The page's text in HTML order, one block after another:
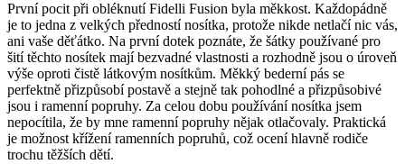
První pocit při obléknutí Fidelli Fusion byla měkkost. Každopádně
je to jedna z velkých předností nosítka, protože nikde netlačí nic vás,
ani vaše děťátko. Na první dotek poznáte, že šátky používané pro
šití těchto nosítek mají bezvadné vlastnosti a rozhodně jsou o úroveň
výše oproti čistě látkovým nosítkům. Měkký bederní pás se
perfektně přizpůsobí postavě a stejně tak pohodlné a přizpůsobivé
jsou i ramenní popruhy. Za celou dobu používání nosítka jsem
nepocítila, že by mne ramenní popruhy nějak otlačovaly. Praktická
je možnost křížení ramenních popruhů, což ocení hlavně rodiče
trochu těžších dětí.